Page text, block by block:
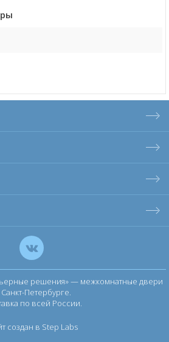
решения» — межкомнатные двери
Петербурге.
по всей России.
создан в Step Labs